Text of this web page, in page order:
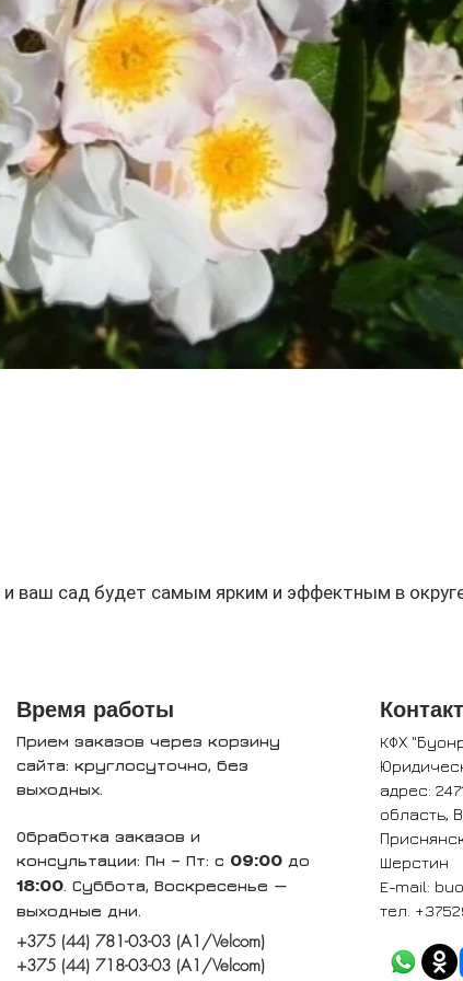
ваш сад будет самым ярким и эффектным в
Время работы
Прием заказов через корзину
сайта: круглосуточно, без
выходных.
Обработка заказов и
консультации: Пн – Пт: с 09:00 до
18:00. Суббота, Воскресенье —
выходные дни.
+375 (44) 781-03-03 (A1/Velcom)
+375 (44) 718-03-03 (A1/Velcom)
КФХ
адрес:
область,
Шерстин
E-mail:
тел.